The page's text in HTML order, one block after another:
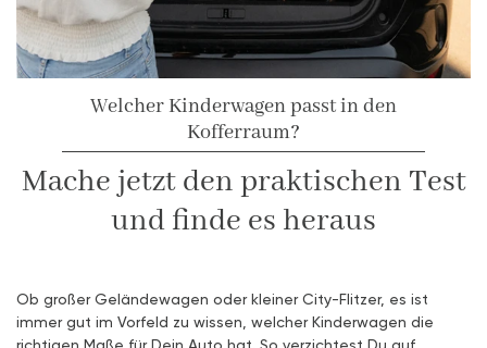
Welcher Kinderwagen passt in den
Kofferraum?
Mache jetzt den praktischen Test
und finde es heraus
Ob großer Geländewagen oder kleiner City-Flitzer, es ist
immer gut im Vorfeld zu wissen, welcher Kinderwagen die